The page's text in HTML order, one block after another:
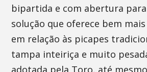
bipartida e com abertura
solução que oferece bem
em relação às picapes
tampa inteiriça e muito
adotada pela Toro, até